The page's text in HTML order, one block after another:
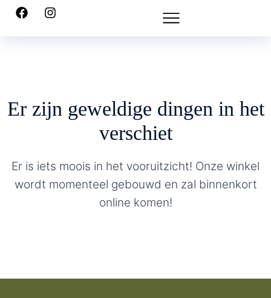
Er zijn geweldige dingen in het
verschiet
Er is iets moois in het vooruitzicht! Onze winkel
wordt momenteel gebouwd en zal binnenkort
online komen!